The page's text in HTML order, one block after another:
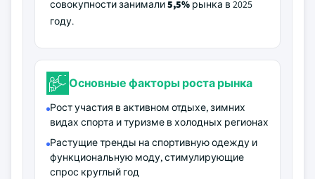
совокупности занимали5,5% рынка в 2025
году.
Основные факторы роста рынка
Рост участия в активном отдыхе, зимних
видах спорта и туризме в холодных регионах
Растущие тренды на спортивную одежду и
функциональную моду, стимулирующие
спрос круглый год